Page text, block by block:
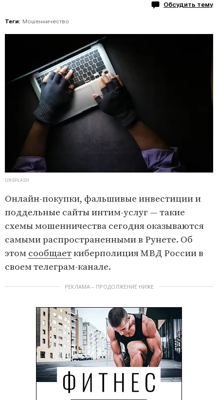
Обсудить тему
Теги: Мошенничество
UNSPLASH
Онлайн-покупки, фальшивые инвестиции и
поддельные сайты интим-услуг — такие
схемы мошенничества сегодня оказываются
самыми распространенными в Рунете. Об
этом сообщаеткиберполиция МВД России в
своем телеграм-канале.
РЕКЛАМА – ПРОДОЛЖЕНИЕ НИЖЕ